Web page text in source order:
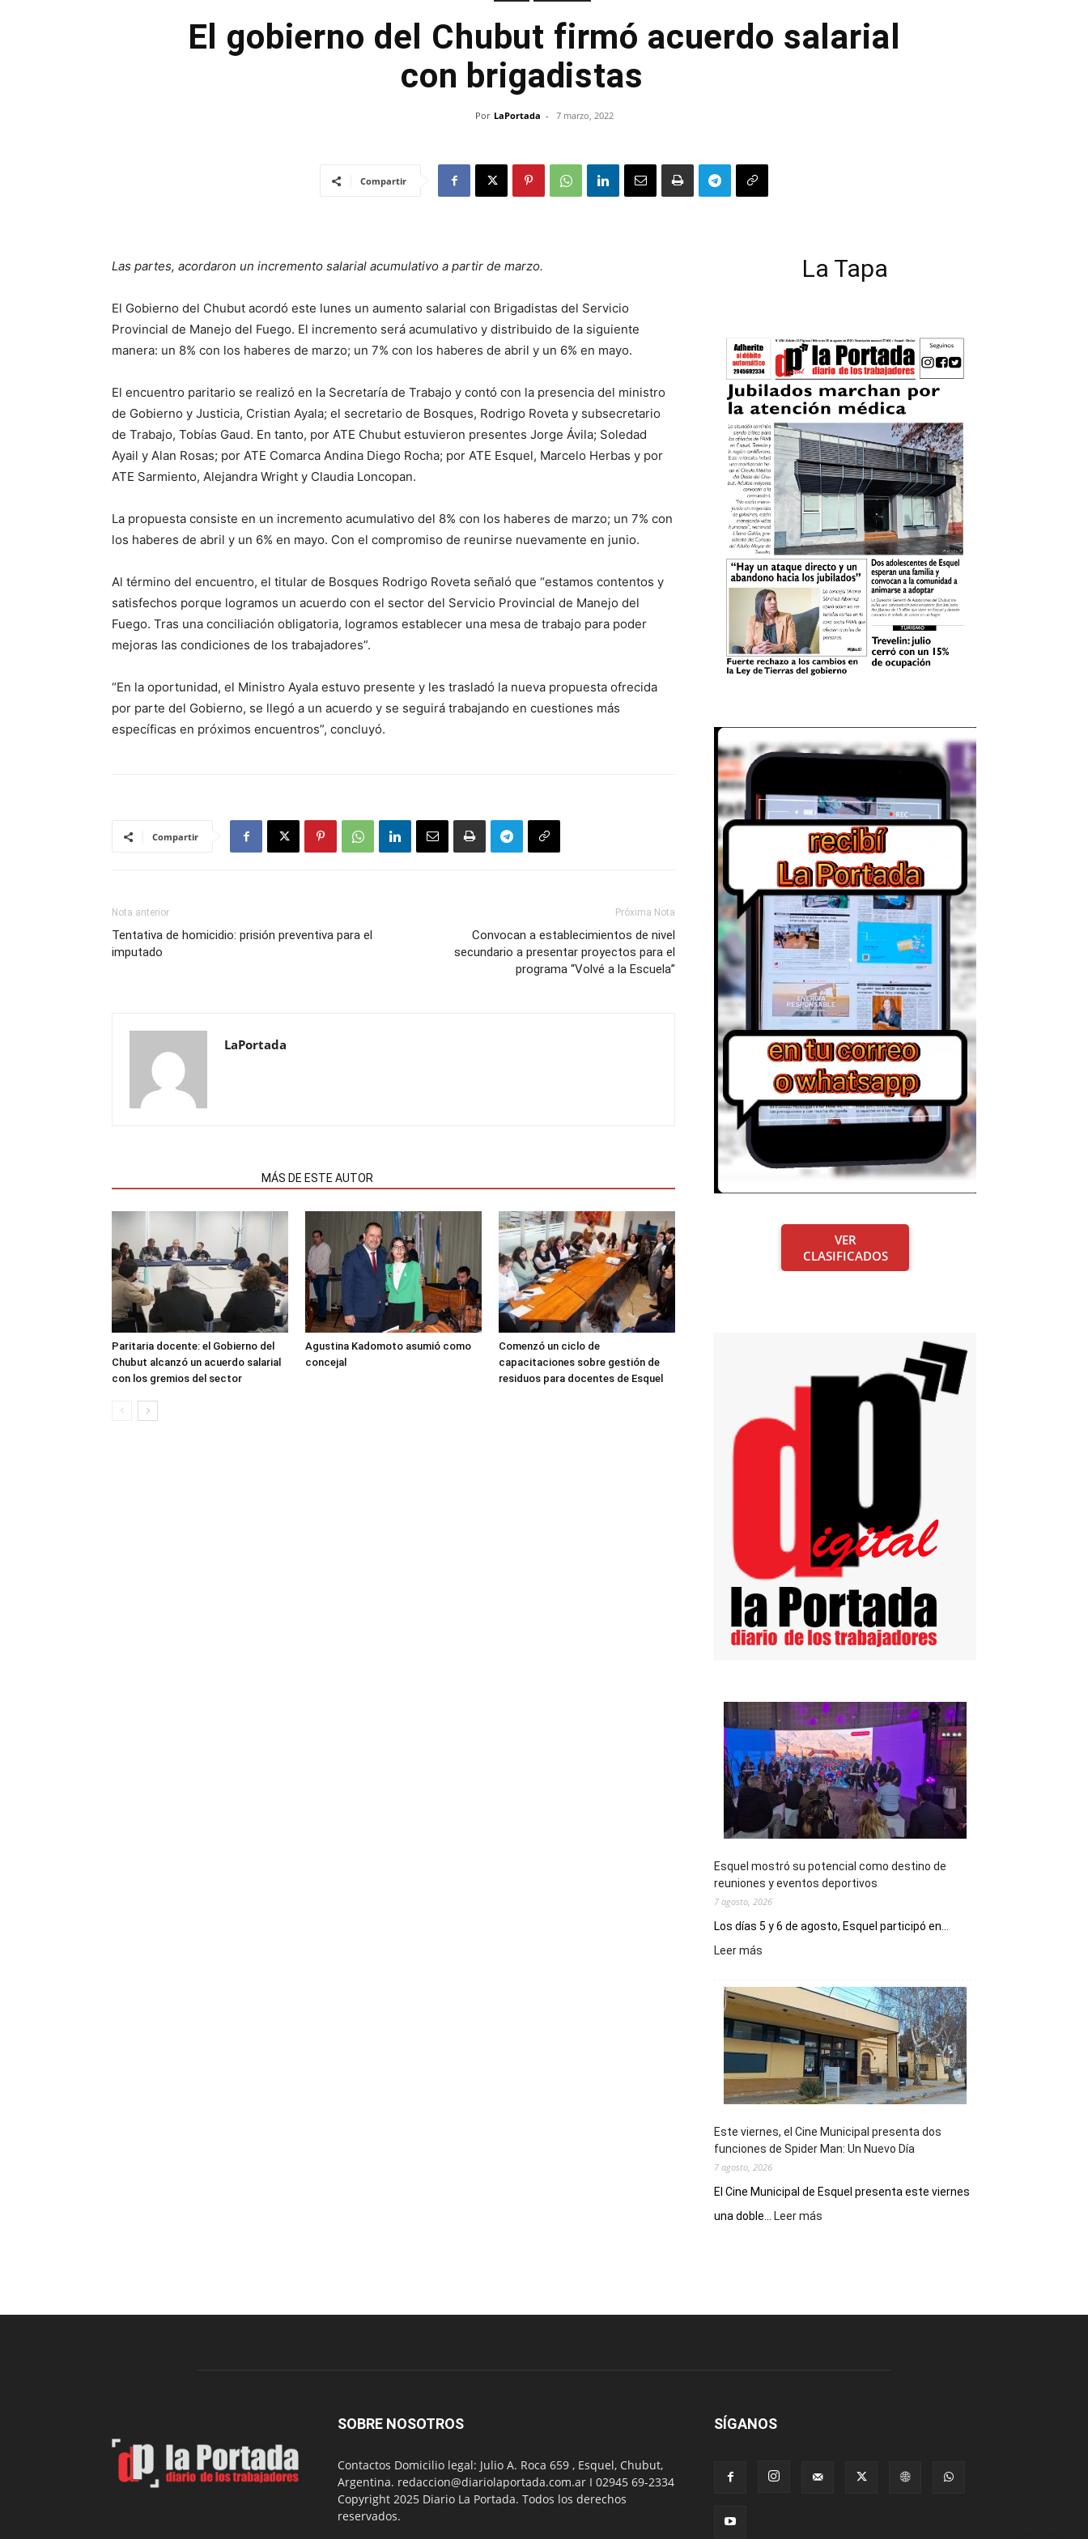
El gobierno del Chubut firmó acuerdo salarial
con brigadistas
Por LaPortada - 7 marzo, 2022
Compartir
Las partes, acordaron un incremento salarial acumulativo a partir de marzo.
El Gobierno del Chubut acordó este lunes un aumento salarial con Brigadistas del Servicio
Provincial de Manejo del Fuego. El incremento será acumulativo y distribuido de la siguiente
manera: un 8% con los haberes de marzo; un 7% con los haberes de abril y un 6% en mayo.
El encuentro paritario se realizó en la Secretaría de Trabajo y contó con la presencia del ministro
de Gobierno y Justicia, Cristian Ayala; el secretario de Bosques, Rodrigo Roveta y subsecretario
de Trabajo, Tobías Gaud. En tanto, por ATE Chubut estuvieron presentes Jorge Ávila; Soledad
Ayail y Alan Rosas; por ATE Comarca Andina Diego Rocha; por ATE Esquel, Marcelo Herbas y por
ATE Sarmiento, Alejandra Wright y Claudia Loncopan.
La propuesta consiste en un incremento acumulativo del 8% con los haberes de marzo; un 7% con
los haberes de abril y un 6% en mayo. Con el compromiso de reunirse nuevamente en junio.
Al término del encuentro, el titular de Bosques Rodrigo Roveta señaló que “estamos contentos y
satisfechos porque logramos un acuerdo con el sector del Servicio Provincial de Manejo del
Fuego. Tras una conciliación obligatoria, logramos establecer una mesa de trabajo para poder
mejoras las condiciones de los trabajadores”.
“En la oportunidad, el Ministro Ayala estuvo presente y les trasladó la nueva propuesta ofrecida
por parte del Gobierno, se llegó a un acuerdo y se seguirá trabajando en cuestiones más
específicas en próximos encuentros”, concluyó.
Compartir
Nota anterior
Tentativa de homicidio: prisión preventiva para el
imputado
Próxima Nota
Convocan a establecimientos de nivel
secundario a presentar proyectos para el
programa “Volvé a la Escuela”
LaPortada
MÁS DE ESTE AUTOR
Paritaria docente: el Gobierno del
Chubut alcanzó un acuerdo salarial
con los gremios del sector
Agustina Kadomoto asumió como
concejal
Comenzó un ciclo de
capacitaciones sobre gestión de
residuos para docentes de Esquel
La Tapa
VER
CLASIFICADOS
Esquel mostró su potencial como destino de
reuniones y eventos deportivos
7 agosto, 2026
Los días 5 y 6 de agosto, Esquel participó en...
Leer más
su
potencial
como
destino
de
reuniones
y
deportivos
Este viernes, el Cine Municipal presenta dos
funciones de Spider Man: Un Nuevo Día
7 agosto, 2026
El Cine Municipal de Esquel presenta este viernes
una doble...
Leer más
presenta
SOBRE NOSOTROS
Contactos Domicilio legal: Julio A. Roca 659 , Esquel, Chubut,
Argentina. redaccion@diariolaportada.com.ar I 02945 69-2334
Copyright 2025 Diario La Portada. Todos los derechos
reservados.
SÍGANOS